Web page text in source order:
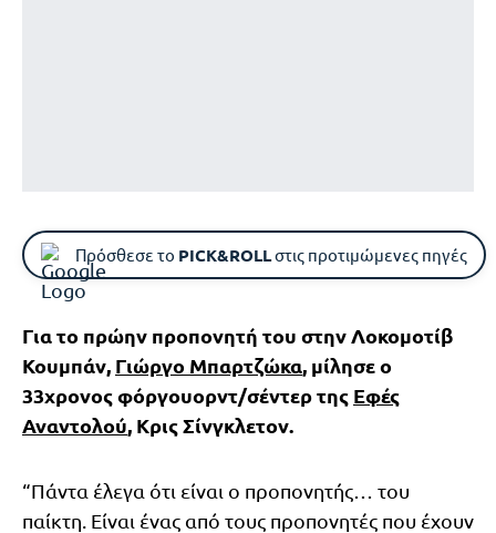
Πρόσθεσε το PICK&ROLLστις προτιμώμενες πηγές
Για το πρώην προπονητή του στην Λοκομοτίβ
Κουμπάν, Γιώργο Μπαρτζώκα, μίλησε ο
33χρονος φόργουορντ/σέντερ της Εφές
Αναντολού, Κρις Σίνγκλετον.
“Πάντα έλεγα ότι είναι ο προπονητής… του
παίκτη. Είναι ένας από τους προπονητές που έχουν